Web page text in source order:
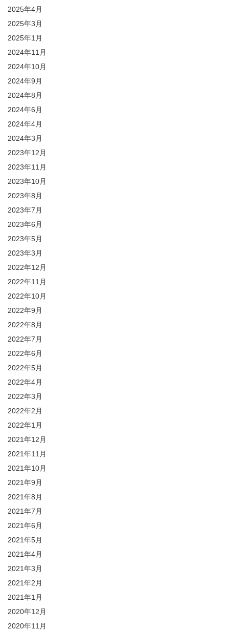
2025年4月
2025年3月
2025年1月
2024年11月
2024年10月
2024年9月
2024年8月
2024年6月
2024年4月
2024年3月
2023年12月
2023年11月
2023年10月
2023年8月
2023年7月
2023年6月
2023年5月
2023年3月
2022年12月
2022年11月
2022年10月
2022年9月
2022年8月
2022年7月
2022年6月
2022年5月
2022年4月
2022年3月
2022年2月
2022年1月
2021年12月
2021年11月
2021年10月
2021年9月
2021年8月
2021年7月
2021年6月
2021年5月
2021年4月
2021年3月
2021年2月
2021年1月
2020年12月
2020年11月